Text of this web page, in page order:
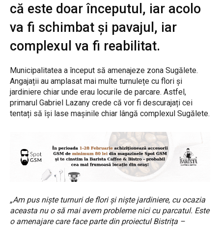
că este doar începutul, iar acolo
va fi schimbat și pavajul, iar
complexul va fi reabilitat.
Municipalitatea a început să amenajeze zona Sugălete.
Angajații au amplasat mai multe turnulețe cu flori și
jardiniere chiar unde erau locurile de parcare. Astfel,
primarul Gabriel Lazany crede că vor fi descurajați cei
tentați să își lase mașinile chiar lângă complexul Sugălete.
„Am pus niște turnuri de flori și niște jardiniere, cu ocazia
aceasta nu o să mai avem probleme nici cu parcatul. Este
o amenajare care face parte din proiectul Bistrița –